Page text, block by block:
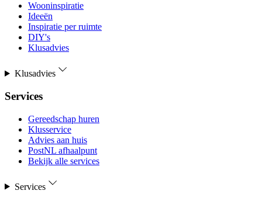
Wooninspiratie
Ideeën
Inspiratie per ruimte
DIY's
Klusadvies
Klusadvies
Services
Gereedschap huren
Klusservice
Advies aan huis
PostNL afhaalpunt
Bekijk alle services
Services